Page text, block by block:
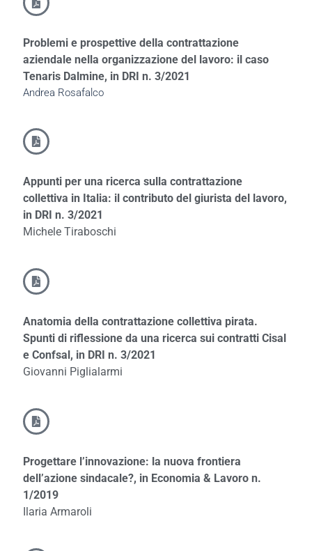
Problemi e prospettive della contrattazione
aziendale nella organizzazione del lavoro: il caso
Tenaris Dalmine, in DRI n. 3/2021
Andrea Rosafalco
Appunti per una ricerca sulla contrattazione
collettiva in Italia: il contributo del giurista del lavoro,
in DRI n. 3/2021
Michele Tiraboschi
Anatomia della contrattazione collettiva pirata.
Spunti di riflessione da una ricerca sui contratti Cisal
e Confsal, in DRI n. 3/2021
Giovanni Piglialarmi
Progettare l’innovazione: la nuova frontiera
dell’azione sindacale?, in Economia & Lavoro n.
1/2019
Ilaria Armaroli